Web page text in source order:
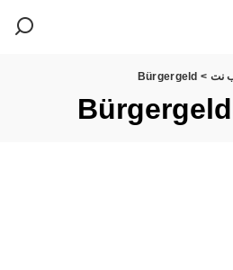
نت >
Bürgergeld
Bürgergeld